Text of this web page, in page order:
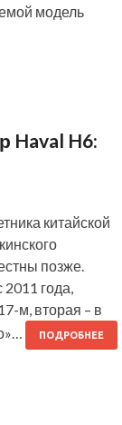
модель
Haval H6:
китайской
позже.
2011 года,
м, вторая – в
ПОДРОБНЕЕ